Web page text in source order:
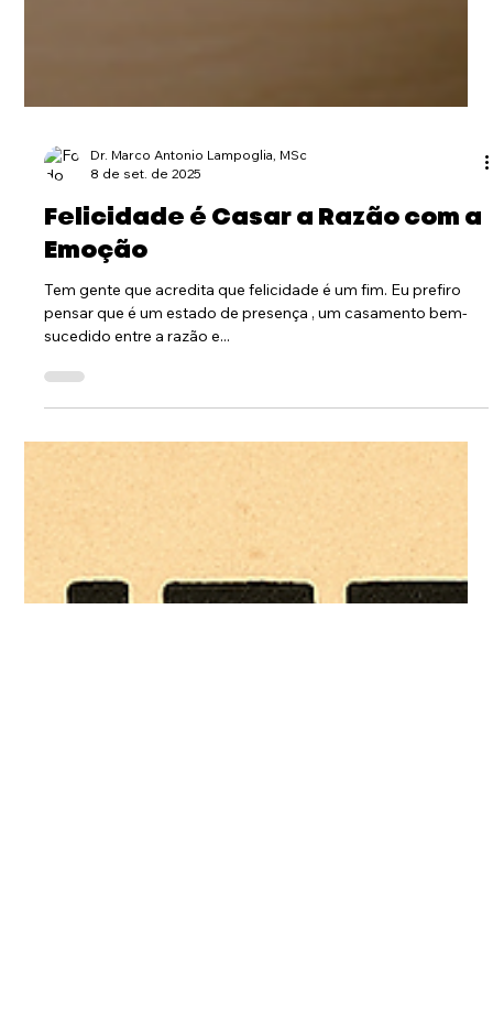
Dr. Marco Antonio Lampoglia, MSc
Felicidade é Casar a Razão com a
Emoção
Tem gente que acredita que felicidade é um fim. Eu prefiro
pensar que é um estado de presença , um casamento bem-